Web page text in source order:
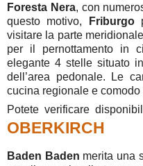
Foresta Nera, con
questo motivo,
Friburgo
visitare la parte
per il pernottamento in
elegante 4 stelle situato
dell’area pedonale. Le
cucina regionale e
Potete verificare
OBERKIRCH
Baden Baden merita una